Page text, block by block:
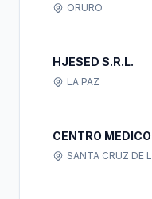
ORURO
HJESED S.R.L.
LA PAZ
CENTRO
SANTA CRUZ DE